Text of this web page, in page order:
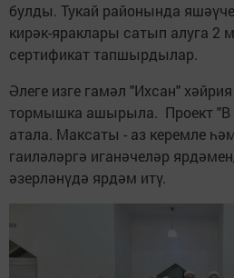
булды. Тукай районында
кирәк-яраклары сатып алуга
сертификат тапшырдылар.
Әлеге изге гамәл "Ихсан"
тормышка ашырыла. Проект "В
атала. Максаты - аз керемле
гаиләләргә иганәчеләр
әзерләнүдә ярдәм итү.